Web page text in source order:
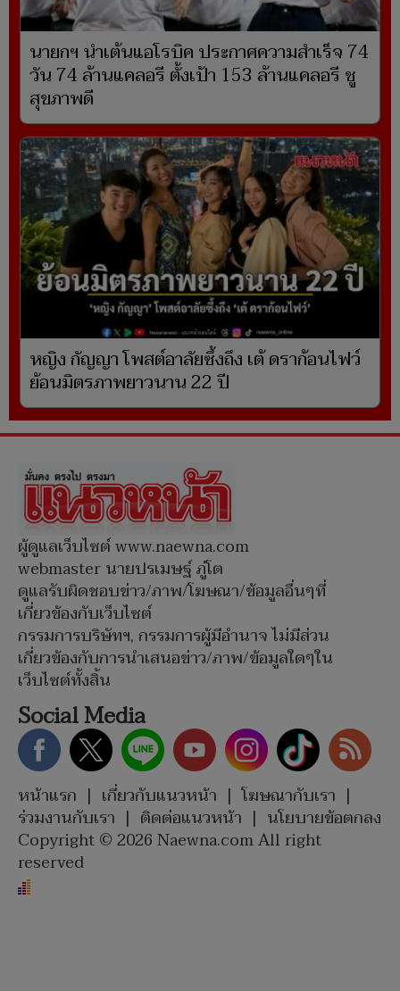
นายกฯ นำเต้นแอโรบิค ประกาศความสำเร็จ 74
วัน 74 ล้านแคลอรี ตั้งเป้า 153 ล้านแคลอรี ชู
สุขภาพดี
หญิง กัญญา โพสต์อาลัยซึ้งถึง เต้ ดราก้อนไฟว์
ย้อนมิตรภาพยาวนาน 22 ปี
ผู้ดูแลเว็บไซต์ www.naewna.com
webmaster นายปรเมษฐ์ ภู่โต
ดูแลรับผิดชอบข่าว/ภาพ/โฆษณา/ข้อมูลอื่นๆที่
เกี่ยวข้องกับเว็บไซต์
กรรมการบริษัทฯ, กรรมการผู้มีอำนาจ ไม่มีส่วน
เกี่ยวข้องกับการนำเสนอข่าว/ภาพ/ข้อมูลใดๆใน
เว็บไซต์ทั้งสิ้น
Social Media
หน้าแรก | เกี่ยวกับแนวหน้า | โฆษณากับเรา |
ร่วมงานกับเรา | ติดต่อแนวหน้า | นโยบายข้อตกลง
Copyright © 2026 Naewna.com All right
reserved